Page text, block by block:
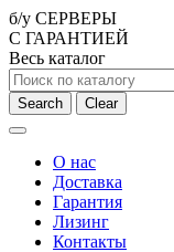
б/у СЕРВЕРЫ
С ГАРАНТИЕЙ
Весь каталог
Search Clear
О нас
Доставка
Гарантия
Лизинг
Контакты